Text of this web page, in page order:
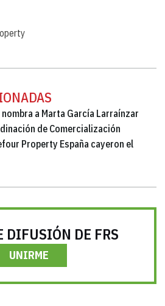
a Marta García Larraínzar
de Comercialización
Property España cayeron el
DIFUSIÓN DE FRS
UNIRME